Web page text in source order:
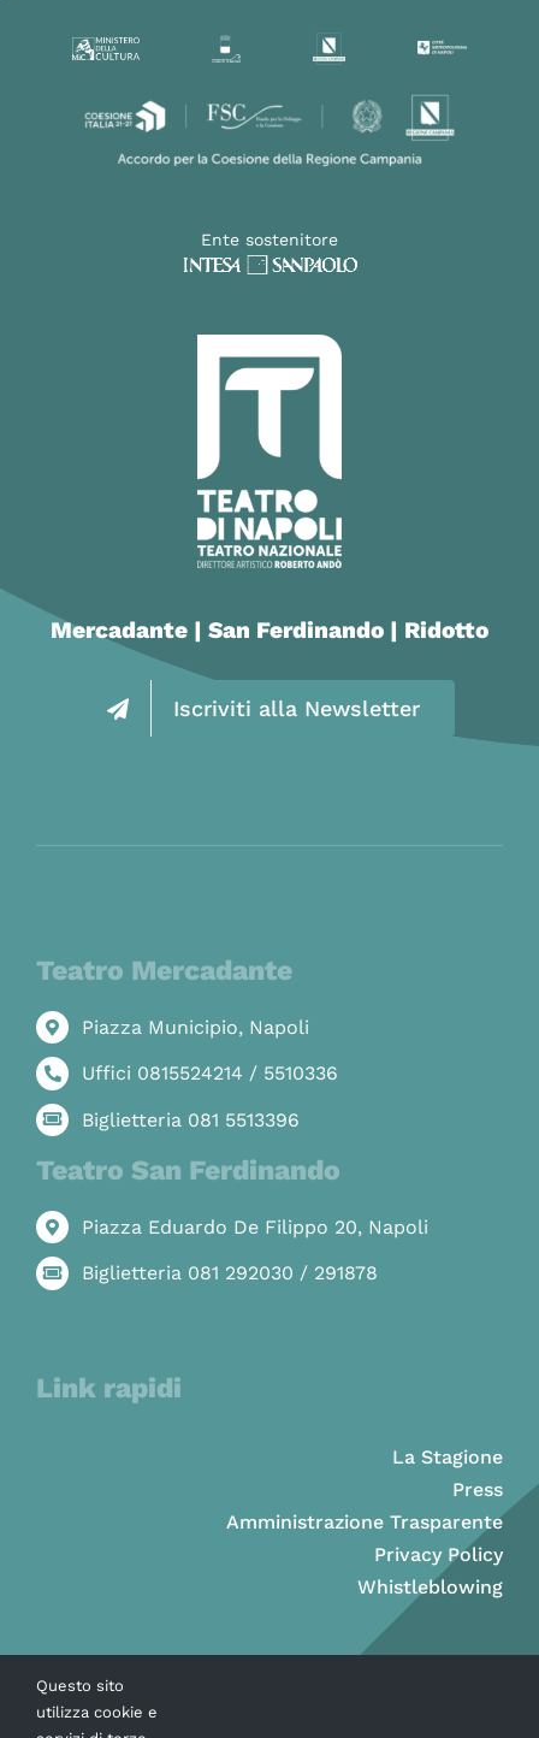
Ente sostenitore
Mercadante | San Ferdinando | Ridotto
Iscriviti alla Newsletter
Teatro Mercadante
Piazza Municipio, Napoli
Uffici 0815524214 / 5510336
Biglietteria 081 5513396
Teatro San Ferdinando
Piazza Eduardo De Filippo 20, Napoli
Biglietteria 081 292030 / 291878
Link rapidi
La Stagione
Press
Amministrazione Trasparente
Privacy Policy
Whistleblowing
Questo sito
utilizza cookie e